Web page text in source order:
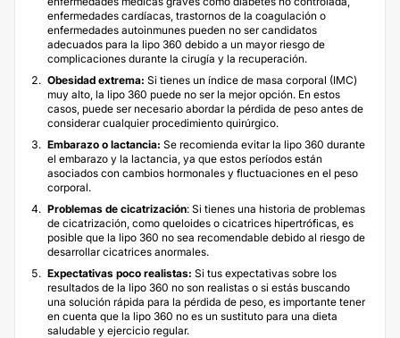
enfermedades cardíacas, trastornos de la coagulación o
enfermedades autoinmunes pueden no ser candidatos
adecuados para la lipo 360 debido a un mayor riesgo de
complicaciones durante la cirugía y la recuperación.
Obesidad extrema: Si tienes un índice de masa corporal (IMC)
muy alto, la lipo 360 puede no ser la mejor opción. En estos
casos, puede ser necesario abordar la pérdida de peso antes de
considerar cualquier procedimiento quirúrgico.
Embarazo o lactancia: Se recomienda evitar la lipo 360 durante
el embarazo y la lactancia, ya que estos períodos están
asociados con cambios hormonales y fluctuaciones en el peso
corporal.
Problemas de cicatrización: Si tienes una historia de problemas
de cicatrización, como queloides o cicatrices hipertróficas, es
posible que la lipo 360 no sea recomendable debido al riesgo de
desarrollar cicatrices anormales.
Expectativas poco realistas: Si tus expectativas sobre los
resultados de la lipo 360 no son realistas o si estás buscando
una solución rápida para la pérdida de peso, es importante tener
en cuenta que la lipo 360 no es un sustituto para una dieta
saludable y ejercicio regular.